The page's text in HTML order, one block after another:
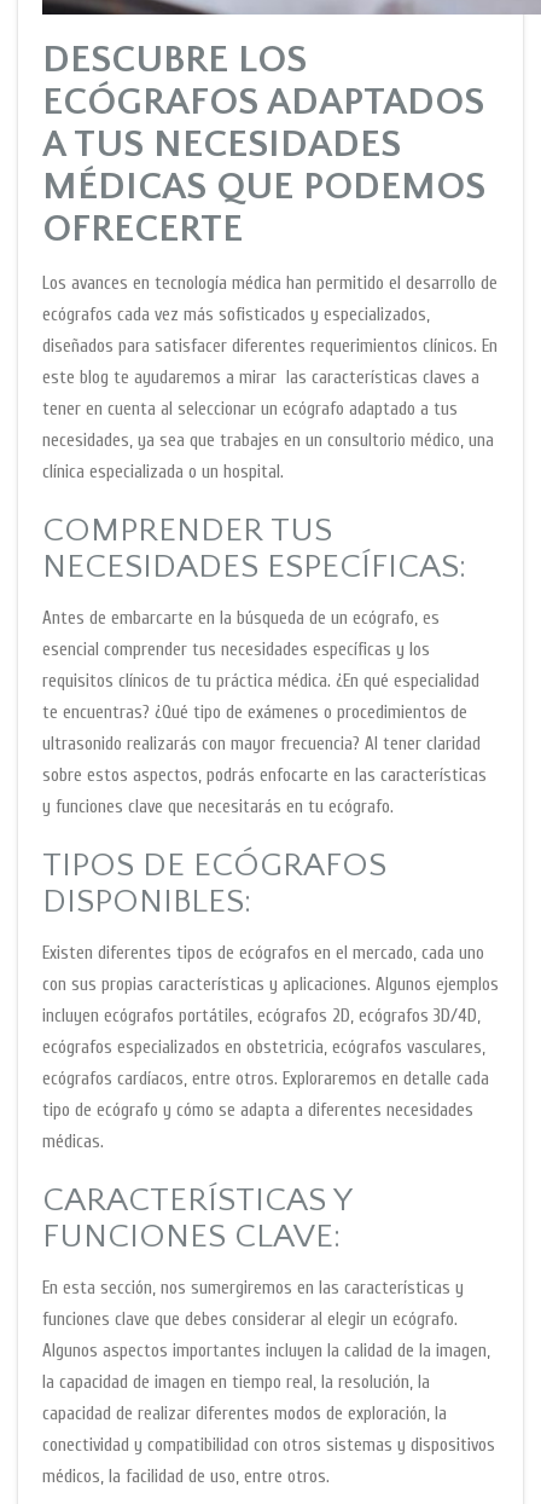
DESCUBRE LOS
ECÓGRAFOS ADAPTADOS
A TUS NECESIDADES
MÉDICAS QUE PODEMOS
OFRECERTE
Los avances en tecnología médica han permitido el desarrollo de
ecógrafos cada vez más sofisticados y especializados,
diseñados para satisfacer diferentes requerimientos clínicos. En
este blog te ayudaremos a mirar las características claves a
tener en cuenta al seleccionar un ecógrafo adaptado a tus
necesidades, ya sea que trabajes en un consultorio médico, una
clínica especializada o un hospital.
COMPRENDER TUS
NECESIDADES ESPECÍFICAS:
Antes de embarcarte en la búsqueda de un ecógrafo, es
esencial comprender tus necesidades específicas y los
requisitos clínicos de tu práctica médica. ¿En qué especialidad
te encuentras? ¿Qué tipo de exámenes o procedimientos de
ultrasonido realizarás con mayor frecuencia? Al tener claridad
sobre estos aspectos, podrás enfocarte en las características
y funciones clave que necesitarás en tu ecógrafo.
TIPOS DE ECÓGRAFOS
DISPONIBLES:
Existen diferentes tipos de ecógrafos en el mercado, cada uno
con sus propias características y aplicaciones. Algunos ejemplos
incluyen ecógrafos portátiles, ecógrafos 2D, ecógrafos 3D/4D,
ecógrafos especializados en obstetricia, ecógrafos vasculares,
ecógrafos cardíacos, entre otros. Exploraremos en detalle cada
tipo de ecógrafo y cómo se adapta a diferentes necesidades
médicas.
CARACTERÍSTICAS Y
FUNCIONES CLAVE:
En esta sección, nos sumergiremos en las características y
funciones clave que debes considerar al elegir un ecógrafo.
Algunos aspectos importantes incluyen la calidad de la imagen,
la capacidad de imagen en tiempo real, la resolución, la
capacidad de realizar diferentes modos de exploración, la
conectividad y compatibilidad con otros sistemas y dispositivos
médicos, la facilidad de uso, entre otros.